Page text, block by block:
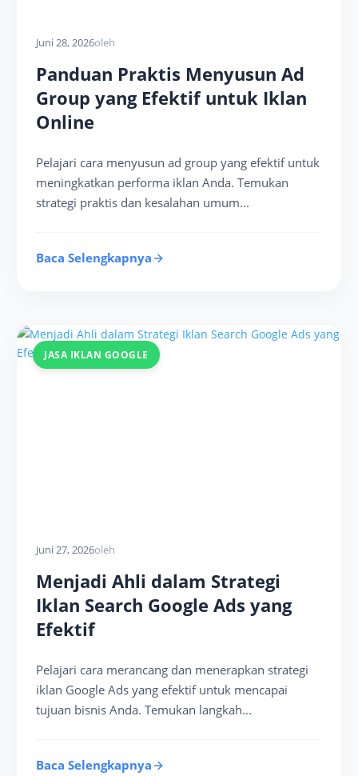
Juni 28, 2026oleh
Panduan Praktis Menyusun Ad
Group yang Efektif untuk Iklan
Online
Pelajari cara menyusun ad group yang efektif untuk
meningkatkan performa iklan Anda. Temukan
strategi praktis dan kesalahan umum...
Baca Selengkapnya
JASA IKLAN GOOGLE
Juni 27, 2026oleh
Menjadi Ahli dalam Strategi
Iklan Search Google Ads yang
Efektif
Pelajari cara merancang dan menerapkan strategi
iklan Google Ads yang efektif untuk mencapai
tujuan bisnis Anda. Temukan langkah...
Baca Selengkapnya